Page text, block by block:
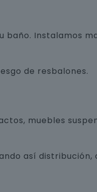
Instalamos
de resbalones.
muebles
así distribución,